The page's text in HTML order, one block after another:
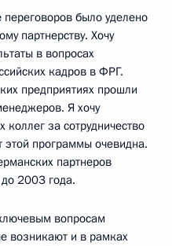
было уделено
партнерству. Хочу
в вопросах
кадров в ФРГ.
предприятиях прошли
Я хочу
за сотрудничество
программы очевидна.
партнеров
2003 года.
вопросам
возникают и в рамках